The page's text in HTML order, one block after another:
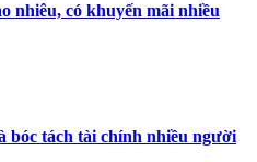
nhiêu, có khuyến mãi nhiều
bóc tách tài chính nhiều người